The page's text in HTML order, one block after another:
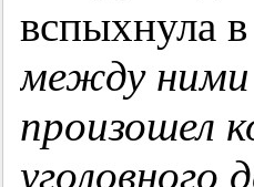
вспыхнула
между ними
произошел
уголовного